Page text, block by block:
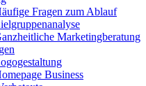
Fragen zum Ablauf
Marketingberatung
Business